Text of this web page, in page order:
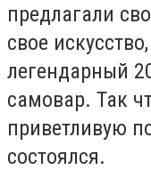
предлагали
свое
легендарный
самовар. Так
приветливую
состоялся.